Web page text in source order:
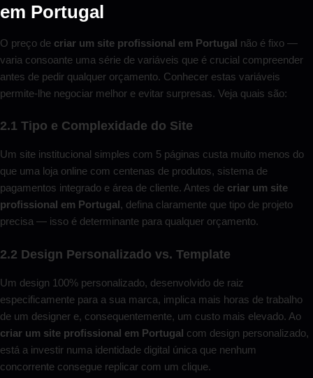
em Portugal
O preço de criar um site profissional em Portugal não é fixo —
varia consoante uma série de variáveis que é crucial compreender
antes de pedir qualquer orçamento. Conhecer estas variáveis
permite-lhe negociar melhor e evitar surpresas. Veja quais são:
2.1 Tipo e Complexidade do Site
Um site institucional simples com 5 páginas custa muito menos do
que uma loja online com centenas de produtos, sistema de
pagamentos integrado e área de cliente. Antes de criar um site
profissional em Portugal, defina claramente que tipo de projeto
precisa — isso é determinante para qualquer orçamento.
2.2 Design Personalizado vs. Template
Um design 100% personalizado, desenvolvido de raiz
especificamente para a sua marca, implica mais horas de trabalho
de um designer e, consequentemente, um custo mais elevado. Ao
criar um site profissional em Portugal com design personalizado,
está a investir numa identidade digital única que nenhum
concorrente consegue replicar com um clique.